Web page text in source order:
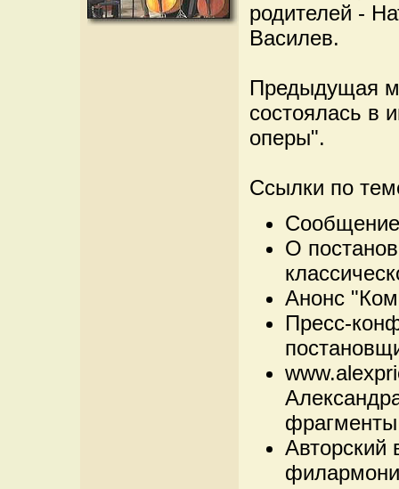
родителей -
Василев.
Предыдущая
состоялась в
оперы".
Ссылки по
О
Анонс
Пресс-
Авторский